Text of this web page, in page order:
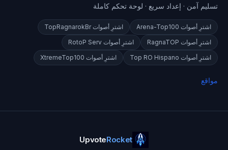
تسليم آمن · إعداد سريع · لوحة تحكم كاملة
اشترِ أصوات Arena-Top100 اشترِ أصوات TopRagnarokBr
اشترِ أصوات RagnaTOP اشترِ أصوات RotoP Serv
اشترِ أصوات Top RO Hispano اشترِ أصوات XtremeTop100
مواقع
UpvoteRocket